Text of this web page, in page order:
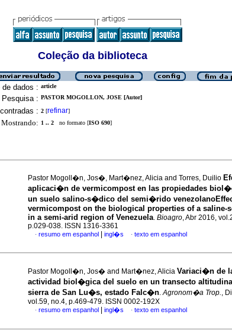
Coleção da biblioteca
de dados : article
Pesquisa : PASTOR MOGOLLON, JOSE [Autor]
: 2 [refinar]
Mostrando: 1 .. 2 no formato [ISO 690]
Pastor Mogoll�n, Jos�, Mart�nez, Alicia and Torres, Duilio
aplicaci�n de vermicompost en las propiedades
un suelo salino-s�dico del semi�rido
vermicompost on the biological properties of a saline-
in a semi-arid region of Venezuela. Bioagro, Abr 2016,
p.029-038. ISSN 1316-3361
· resumo em espanhol ingl�s · texto em espanhol
Pastor Mogoll�n, Jos� and Mart�nez, Alicia Variaci�n de
actividad biol�gica del suelo en un transecto
sierra de San Lu�s, estado Falc�n.Agronom�a Trop.,
vol.59, no.4, p.469-479. ISSN 0002-192X
· resumo em espanhol ingl�s · texto em espanhol